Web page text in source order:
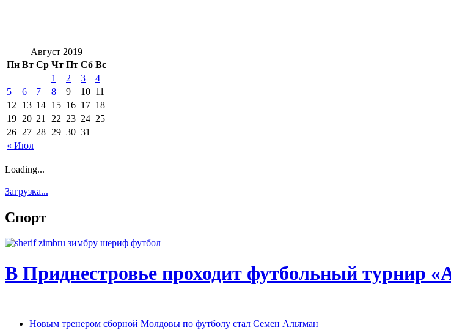
Август 2019
Пн Вт Ср Чт Пт Сб Вс
« Июл
1 2 3
4
5
6 7 8 9 10 11
12
13 14 15 16 17 18
19 20 21 22 23 24 25
26 27 28 29 30 31
Loading...
Загрузка...
Спорт
В Приднестровье проходит футбольный турнир
Новым тренером сборной Молдовы по футболу стал Семен Альтман